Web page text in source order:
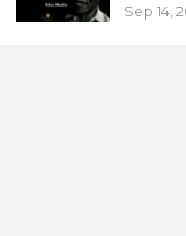
Sep 14,